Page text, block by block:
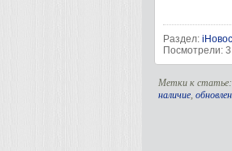
Раздел:
Посмотрели:
Метки к
наличие,